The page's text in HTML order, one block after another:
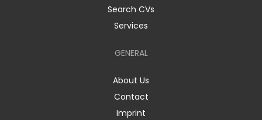
Search CVs
Services
GENERAL
About Us
Contact
Imprint